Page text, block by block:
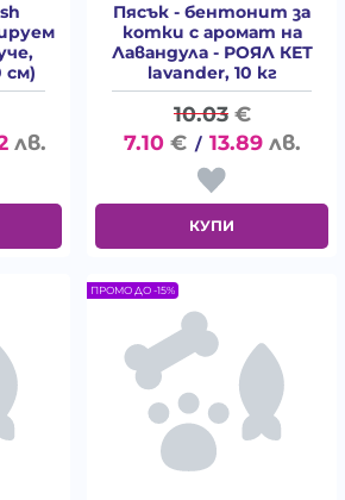
см)
лв.
Пясък - бентонит за
котки с аромат на
Лавандула - РОЯЛ КЕТ
lavander, 10 кг
10.03 €
7.10 € / 13.89 лв.
КУПИ
ПРОМО ДО -15%